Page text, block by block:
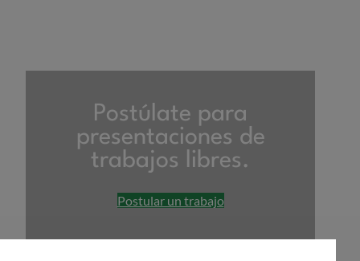
Postúlate para
presentaciones de
trabajos libres.
Postular un trabajo